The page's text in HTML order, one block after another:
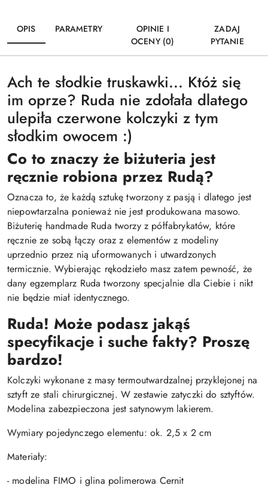
OPIS PARAMETRY
OPINIE I
OCENY (0)
ZADAJ
PYTANIE
Ach te słodkie truskawki... Któż się
im oprze? Ruda nie zdołała dlatego
ulepiła czerwone kolczyki z tym
słodkim owocem :)
Co to znaczy że biżuteria jest
ręcznie robiona przez Rudą?
Oznacza to, że każdą sztukę tworzony z pasją i dlatego jest
niepowtarzalna ponieważ nie jest produkowana masowo.
Biżuterię handmade Ruda tworzy z półfabrykatów, które
ręcznie ze sobą łączy oraz z elementów z modeliny
uprzednio przez nią uformowanych i utwardzonych
termicznie. Wybierając rękodzieło masz zatem pewność, że
dany egzemplarz Ruda tworzony specjalnie dla Ciebie i nikt
nie będzie miał identycznego.
Ruda! Może podasz jakąś
specyfikacje i suche fakty? Proszę
bardzo!
Kolczyki wykonane z masy termoutwardzalnej przyklejonej na
sztyft ze stali chirurgicznej. W zestawie zatyczki do sztyftów.
Modelina zabezpieczona jest satynowym lakierem.
Wymiary pojedynczego elementu: ok. 2,5 x 2 cm
Materiały:
- modelina FIMO i glina polimerowa Cernit